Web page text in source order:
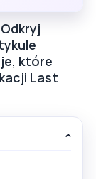
które
Last